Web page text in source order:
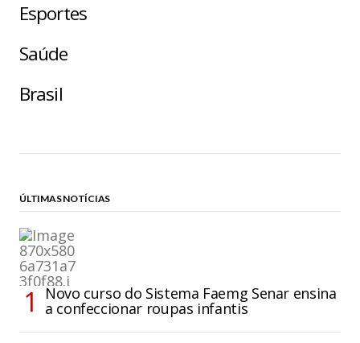
Esportes
Saúde
Brasil
ÚLTIMAS NOTÍCIAS
Novo curso do Sistema Faemg Senar ensina
a confeccionar roupas infantis